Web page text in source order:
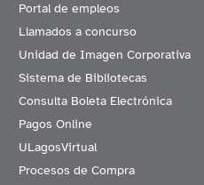
Portal de empleos
Llamados a concurso
Unidad de Imagen Corporativa
Sistema de Bibliotecas
Consulta Boleta Electrónica
Pagos Online
ULagosVirtual
Procesos de Compra